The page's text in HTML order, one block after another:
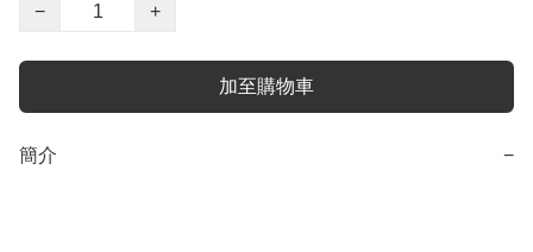
−
+
加至購物車
簡介 −